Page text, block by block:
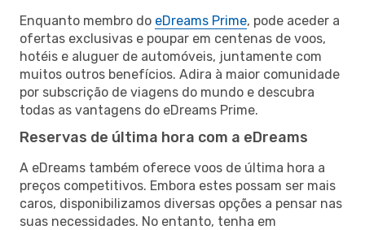
Enquanto membro do eDreams Prime, pode aceder a
ofertas exclusivas e poupar em centenas de voos,
hotéis e aluguer de automóveis, juntamente com
muitos outros benefícios. Adira à maior comunidade
por subscrição de viagens do mundo e descubra
todas as vantagens do eDreams Prime.
Reservas de última hora com a eDreams
A eDreams também oferece voos de última hora a
preços competitivos. Embora estes possam ser mais
caros, disponibilizamos diversas opções a pensar nas
suas necessidades. No entanto, tenha em